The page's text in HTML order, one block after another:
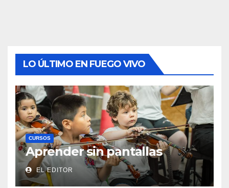
LO ÚLTIMO EN FUEGO VIVO
CURSOS
Aprender sin pantallas
EL EDITOR